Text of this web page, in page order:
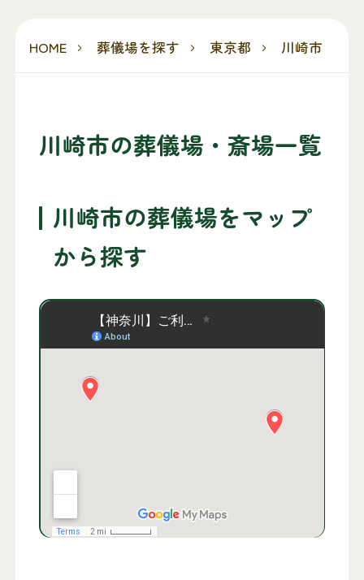
HOME 葬儀場を探す 東京都 川崎市
川崎市の葬儀場・斎場一覧
川崎市の葬儀場をマップ
から探す